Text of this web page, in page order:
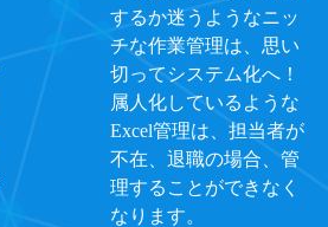
するか迷うようなニッ
チな作業管理は、思い
切ってシステム化へ！
属人化しているような
Excel管理は、担当者が
不在、退職の場合、管
理することができなく
なります。